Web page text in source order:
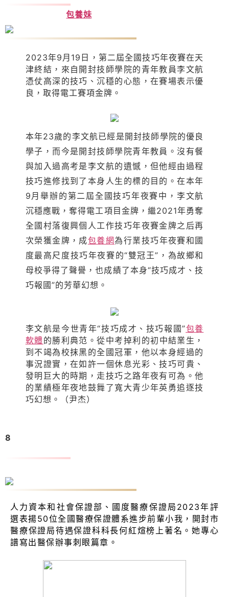
李文航：奪得包養妹
2023年9月19日，第二屆全國技巧年夜賽在天
津終結，來自開封技師學院的青年教員李文航
憑仗高深的技巧、沉穩的心態，在賽場表示優
良，取得電工賽項金牌。
本年23歲的李文航已經是開封技師學院的優良
學子，而今是開封技師學院青年教員。沒有餐
與加入過高考是李文航的遺憾，但他經由過程
技巧進修找到了本身人生的標的目的。在本年
9月舉辦的第二屆全國技巧年夜賽中，李文航
沉穩應戰，奪得電工項目金牌，繼2021年勇奪
全國村落復興個人工作技巧年夜賽金牌之后再
次榮獲金牌，成包養網為行業技巧年夜賽和國
度最高尺度技巧年夜賽的“雙冠王”，為故鄉和
母校爭得了聲譽，也成績了本身“技巧成才、技
巧報國”的芳華幻想。
李文航是今世青年“技巧成才、技巧報國”包養
軟體 的勝利典范。從中考掉利的初中結業生，
到不竭為校抹黑的全國冠軍，他以本身經過的
事況證實，在如許一個休息光彩、技巧可貴、
發明巨大的時期，走技巧之路年夜有可為。他
的業績極年夜地鼓舞了寬大青少年英勇追逐技
巧幻想。（尹杰）
8
人力資本和社會保證部、國度醫療保證局2023年評
選表揚50位全國醫療保證體系進步前輩小我，開封市
醫療保證局待遇保證科科長何紅煊榜上著名。她專心
譜寫出醫保辦事刺眼篇章。